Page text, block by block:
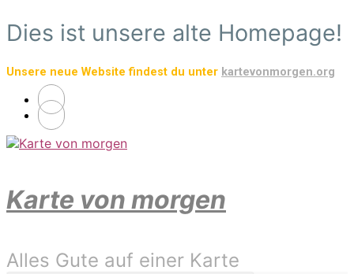
Zum
Hauptinhalt
Dies ist unsere alte Homepage!
Unsere neue Website findest du unter kartevonmorgen.org
Karte von morgen
Alles Gute auf einer Karte